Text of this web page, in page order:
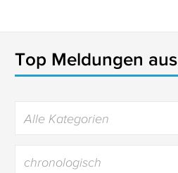
Top Meldungen aus
Alle Kategorien
chronologisch